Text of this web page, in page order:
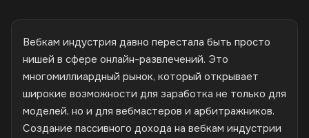
Вебкам индустрия давно перестала быть просто
нишей в сфере онлайн-развлечений. Это
многомиллиардный рынок, который открывает
широкие возможности для заработка не только для
моделей, но и для вебмастеров и арбитражников.
Создание пассивного дохода на вебкам индустрии